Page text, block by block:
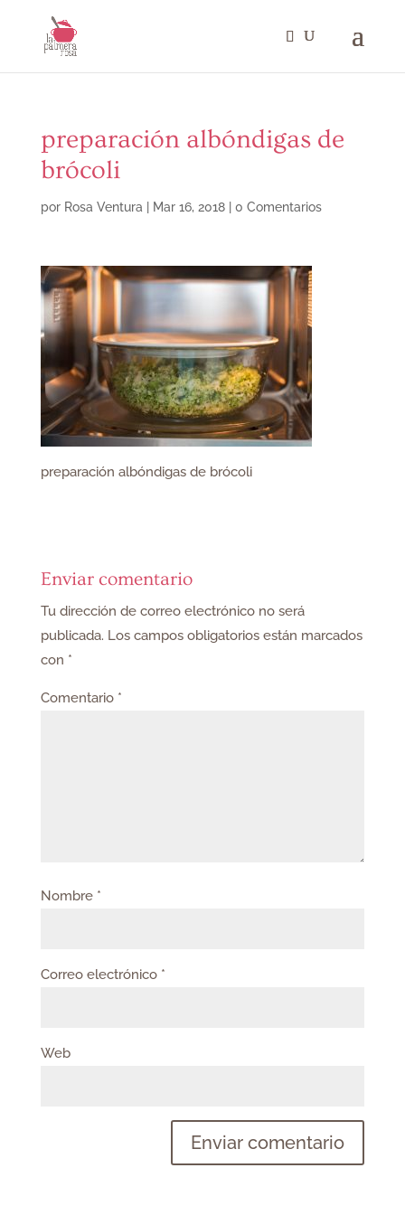
preparación albóndigas de
brócoli
por Rosa Ventura Mar 16, 2018| 0 Comentarios
preparación albóndigas de brócoli
Enviar comentario
Tu dirección de correo electrónico no será
publicada. Los campos obligatorios están marcados
con *
Comentario *
Nombre *
Correo electrónico *
Web